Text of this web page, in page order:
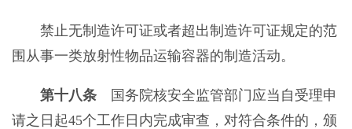
禁止无制造许可证或者超出制造许可证规定的范
围从事一类放射性物品运输容器的制造活动。
第十八条国务院核安全监管部门应当自受理申
请之日起45个工作日内完成审查，对符合条件的，颁